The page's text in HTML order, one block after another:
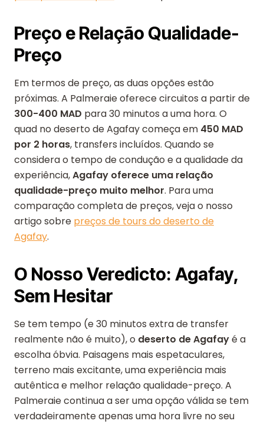
Preço e Relação Qualidade-
Preço
Em termos de preço, as duas opções estão
próximas. A Palmeraie oferece circuitos a partir de
300-400 MAD para 30 minutos a uma hora. O
quad no deserto de Agafay começa em 450 MAD
por 2 horas, transfers incluídos. Quando se
considera o tempo de condução e a qualidade da
experiência,Agafay oferece uma relação
qualidade-preço muito melhor. Para uma
comparação completa de preços, veja o nosso
artigo sobre preços de tours do deserto de
Agafay.
O Nosso Veredicto: Agafay,
Sem Hesitar
Se tem tempo (e 30 minutos extra de transfer
realmente não é muito), o deserto de Agafayé a
escolha óbvia. Paisagens mais espetaculares,
terreno mais excitante, uma experiência mais
autêntica e melhor relação qualidade-preço. A
Palmeraie continua a ser uma opção válida se tem
verdadeiramente apenas uma hora livre no seu